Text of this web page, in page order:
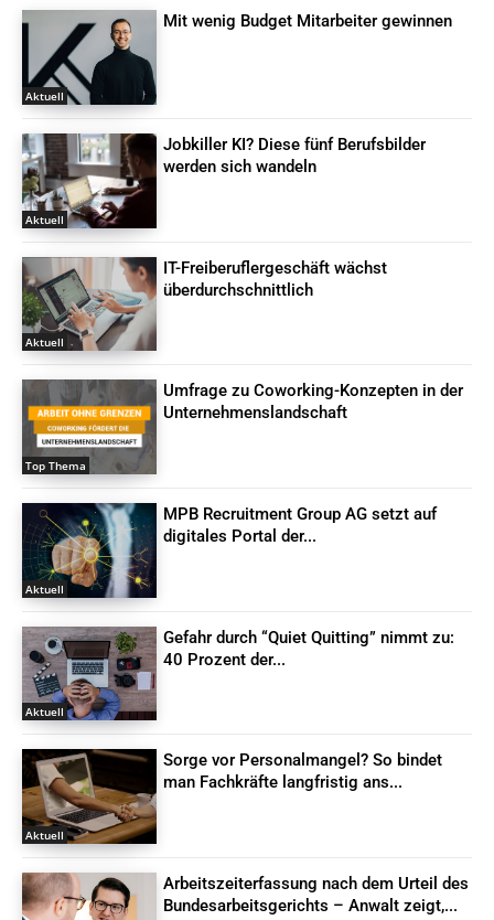
Aktuell
Mit wenig Budget Mitarbeiter gewinnen
Aktuell
Jobkiller KI? Diese fünf Berufsbilder
werden sich wandeln
Aktuell
IT-Freiberuflergeschäft wächst
überdurchschnittlich
Top Thema
Umfrage zu Coworking-Konzepten in der
Unternehmenslandschaft
Aktuell
MPB Recruitment Group AG setzt auf
digitales Portal der...
Aktuell
Gefahr durch “Quiet Quitting” nimmt zu:
40 Prozent der...
Aktuell
Sorge vor Personalmangel? So bindet
man Fachkräfte langfristig ans...
Arbeitszeiterfassung nach dem Urteil des
Bundesarbeitsgerichts – Anwalt zeigt,...